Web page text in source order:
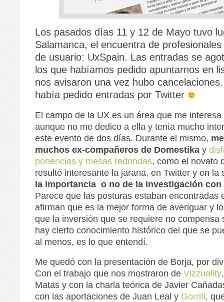
Los pasados días 11 y 12 de Mayo tuvo
Salamanca, el encuentra de
de usuario: UxSpain. Las entradas se
los que habíamos pedido apuntarnos en
nos avisaron una vez hubo
había pedido entradas por Twitter
El campo de la UX es un área que me
aunque no me dedico a ella y tenía mucho
este evento de dos días. Durante el mismo,
muchos ex-compañeros de Domestika y
ponencias y mesas redondas, como el novato
resultó interesante la jarana, en Twitter y en la
la importancia o no de la investigación con
Parece que las posturas estaban encontradas
afirman que es la mejor forma de averiguar y
que la inversión que se requiere no compensa
hay cierto conocimiento histórico del que se
al menos, es lo que entendí.
Me quedó con la presentación de Borja, por
Con el trabajo que nos mostraron de Vizzuality
Matas y con la charla teórica de Javier
con las aportaciones de Juan Leal y Gorriti,